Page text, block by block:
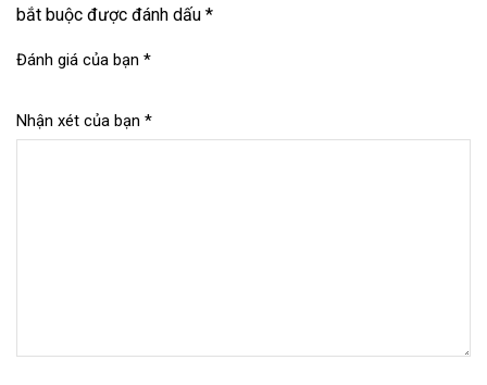
bắt buộc được đánh dấu *
Đánh giá của bạn *
Nhận xét của bạn *